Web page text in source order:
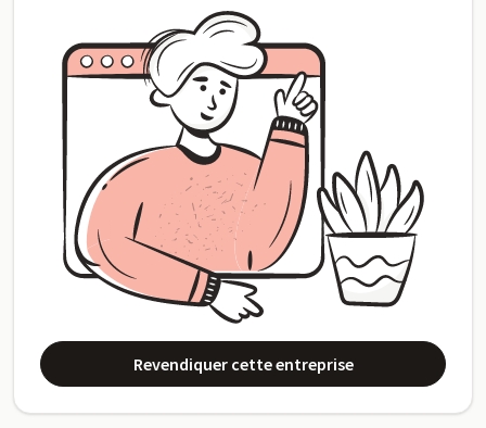
Revendiquer cette entreprise